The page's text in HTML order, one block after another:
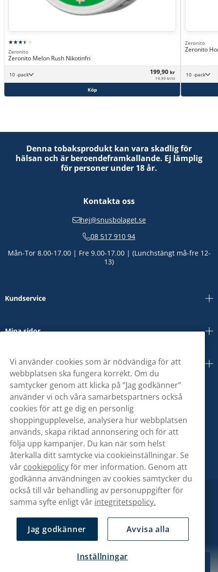
199,90 kr
Zeronito
Zeronito Melon Rush Nikotinfri
10 -pack 199,90 kr
19,99 kr/st
Köp
Zeronito
Zeronito
10 -pack
Denna tobaksprodukt kan vara skadlig för
hälsan och är beroendeframkallande. Ej lämplig
för personer under 18 år.
Kontakta oss
hej@snusbolaget.se
08 517 910 94
Mån-Tor 8.00-17.00 | Fre 9.00-17.00 | (Lunchstängt må-fre 12-
13)
Kundservice
Mina sidor
Om oss
Vi använder cookies som är nödvändiga för att
webbplatsen ska fungera korrekt. Om du
samtycker genom att klicka på ”Jag godkänner”
använder vi och våra samarbetspartners också
cookies för att ge dig en personlig
shoppingupplevelse, analysera hur webbplatsen
används, skapa riktad annonsering och för att
följa upp kampanjer. Du kan när som helst
återkalla ditt samtycke via cookieinställningar. Se
vår cookiepolicyför mer information. Genom att
godkänna användningen av cookies samtycker du
också till vår behandling av personuppgifter för
samma syfte enligt vår integritetspolicy.
Jag godkänner Avvisa alla
Inställningar